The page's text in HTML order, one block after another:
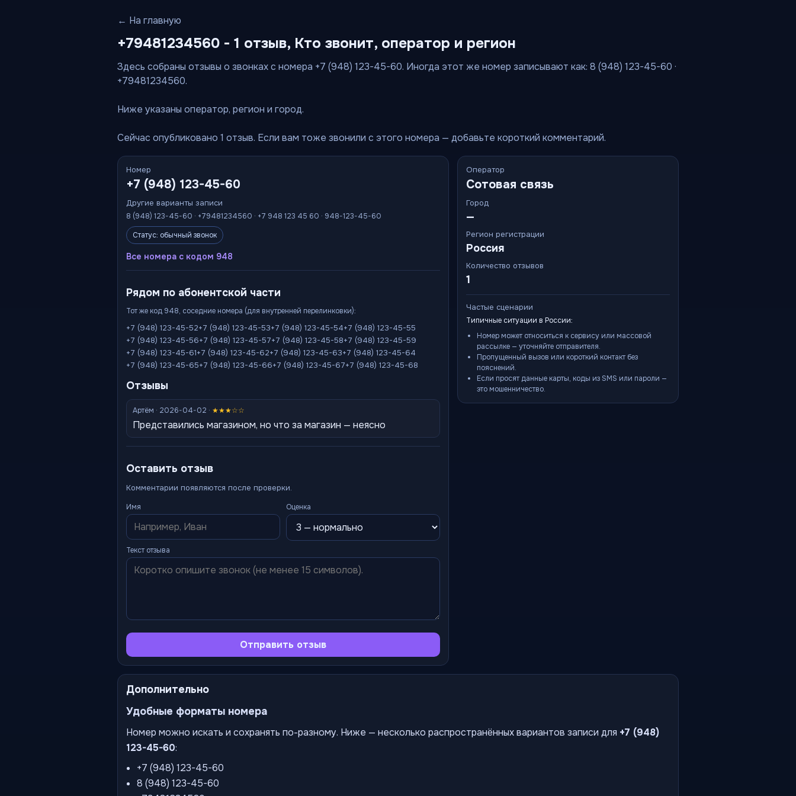
← На главную
+79481234560 - 1 отзыв, Кто звонит, оператор и регион
Здесь собраны отзывы о звонках с номера +7 (948) 123-45-60. Иногда этот же номер записывают как: 8 (948) 123-45-60 ·
+79481234560.
Ниже указаны оператор, регион и город.
Сейчас опубликовано 1 отзыв. Если вам тоже звонили с этого номера — добавьте короткий комментарий.
Номер
+7 (948) 123-45-60
Другие варианты записи
8 (948) 123-45-60 · +79481234560 · +7 948 123 45 60 · 948-123-45-60
Статус: обычный звонок
Все номера с кодом 948
Рядом по абонентской части
Тот же код 948, соседние номера (для внутренней перелинковки):
+7 (948) 123-45-52+7 (948) 123-45-53+7 (948) 123-45-54+7 (948) 123-45-55
+7 (948) 123-45-56+7 (948) 123-45-57+7 (948) 123-45-58+7 (948) 123-45-59
+7 (948) 123-45-61+7 (948) 123-45-62+7 (948) 123-45-63+7 (948) 123-45-64
+7 (948) 123-45-65+7 (948) 123-45-66+7 (948) 123-45-67+7 (948) 123-45-68
Отзывы
Артём · 2026-04-02 · ★★★☆☆
Представились магазином, но что за магазин — неясно
Оставить отзыв
Комментарии появляются после проверки.
Имя Оценка
Текст отзыва
Отправить отзыв
Оператор
Сотовая связь
Город
—
Регион регистрации
Россия
Количество отзывов
1
Частые сценарии
Типичные ситуации в России:
Номер может относиться к сервису или массовой
рассылке — уточняйте отправителя.
Пропущенный вызов или короткий контакт без
пояснений.
Если просят данные карты, коды из SMS или пароли —
это мошенничество.
Дополнительно
Удобные форматы номера
Номер можно искать и сохранять по-разному. Ниже — несколько распространённых вариантов записи для +7 (948)
123-45-60:
+7 (948) 123-45-60
8 (948) 123-45-60